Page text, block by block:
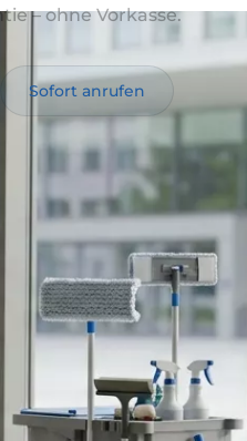
– ohne Vorkasse.
Sofort anrufen